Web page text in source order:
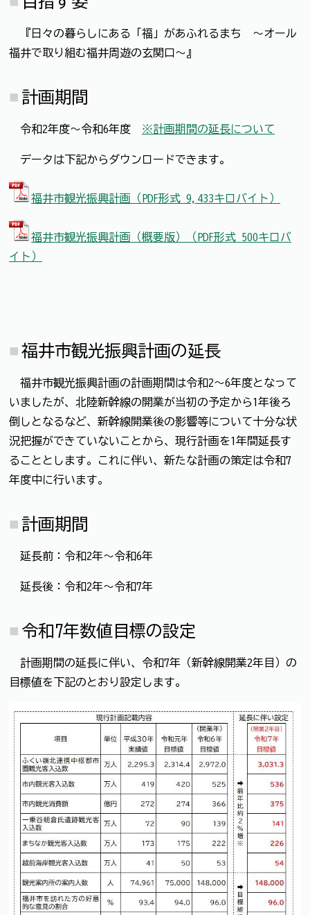
『日々の暮らしにある「福」があふれるまち ～オール
福井で取り組む福井周遊の玄関口～』
計画期間
令和2年度～令和6年度 ※計画期間の延長について
データは下記からダウンロードできます。
福井市観光振興計画（PDF形式 9,433キロバイト）
福井市観光振興計画（概要版）（PDF形式 500キロバ
イト）
福井市観光振興計画の延長
福井市観光振興計画の計画期間は令和2～6年度となって
いましたが、北陸新幹線の開業が当初の予定から1年後ろ
倒しとなるなど、新幹線開業後の影響等について十分な状
況把握ができていないことから、現行計画を1年間延長す
ることとします。これに伴い、新たな計画の策定は令和7
年度中に行います。
計画期間
延長前：令和2年～令和6年
延長後：令和2年～令和7年
令和7年数値目標の設定
計画期間の延長に伴い、令和7年（新幹線開業2年目）の
目標値を下記のとおり設定します。